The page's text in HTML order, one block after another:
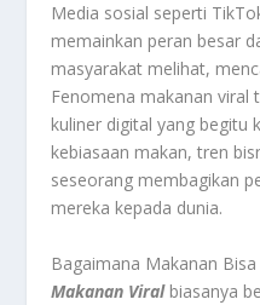
Media sosial seperti
memainkan peran besar
masyarakat melihat,
Fenomena makanan viral
kuliner digital yang begitu
kebiasaan makan, tren
seseorang membagikan
mereka kepada dunia.
Bagaimana Makanan
Makanan Viralbiasanya